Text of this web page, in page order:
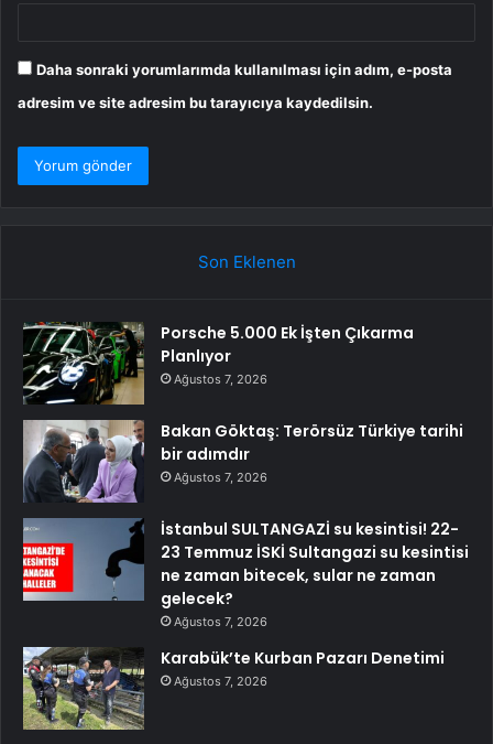
Daha sonraki yorumlarımda kullanılması için adım, e-posta
adresim ve site adresim bu tarayıcıya kaydedilsin.
Son Eklenen
Porsche 5.000 Ek İşten Çıkarma
Planlıyor
Ağustos 7, 2026
Bakan Göktaş: Terörsüz Türkiye tarihi
bir adımdır
Ağustos 7, 2026
İstanbul SULTANGAZİ su kesintisi! 22-
23 Temmuz İSKİ Sultangazi su kesintisi
ne zaman bitecek, sular ne zaman
gelecek?
Ağustos 7, 2026
Karabük’te Kurban Pazarı Denetimi
Ağustos 7, 2026